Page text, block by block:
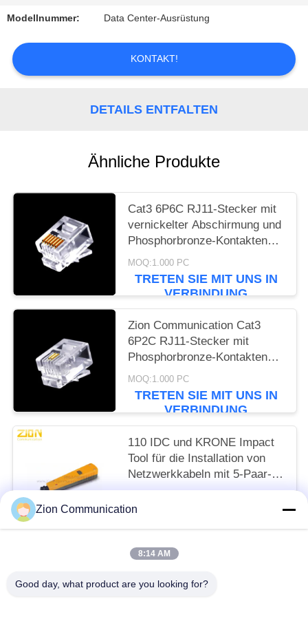
POLICY
Modellnummer: Data Center-Ausrüstung
KONTAKT!
DETAILS ENTFALTEN
Ähnliche Produkte
Cat3 6P6C RJ11-Stecker mit
vernickelter Abschirmung und
Phosphorbronze-Kontakten
Modularstecker
MOQ:1.000 PC
TRETEN SIE MIT UNS IN
VERBINDUNG
Zion Communication Cat3
6P2C RJ11-Stecker mit
Phosphorbronze-Kontakten
und RoHS-Konformität
MOQ:1.000 PC
TRETEN SIE MIT UNS IN
VERBINDUNG
110 IDC und KRONE Impact
Tool für die Installation von
Netzwerkkabeln mit 5-Paar-
Zubehör für Rechenzentren
TRETEN SIE MIT UNS IN
VERBINDUNG
Zion Communication
8:14 AM
Good day, what product are you looking for?